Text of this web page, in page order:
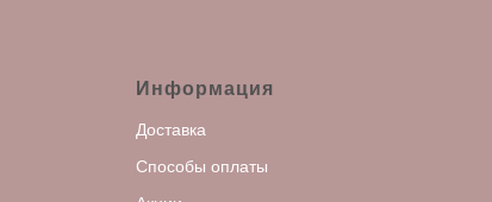
Информация
Доставка
Способы оплаты